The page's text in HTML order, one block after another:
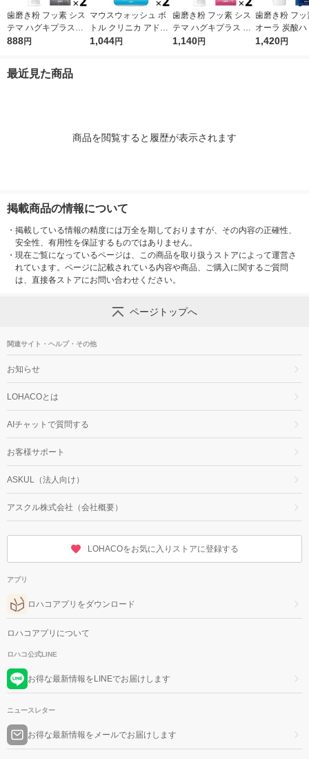
歯磨き粉 フッ素 シス
テマ ハグキプラスW
ホワイトニング ハミ
セット（2本） ライオ
888円
マウスウォッシュ ボ
トル クリニカ アドバ
ンテージ デンタルリ
1,044円
歯磨き粉 フッ素 シス
テマ ハグキプラス ハ
ミガキ 組織修復成分
1,140円
歯磨き粉 フッ
オーラ 炭酸
95g クリスタ
1,420円
最近見た商品
商品を閲覧すると履歴が表示されます
掲載商品の情報について
・ 掲載している情報の精度には万全を期しておりますが、その内容の正確性、
安全性、有用性を保証するものではありません。
・ 現在ご覧になっているページは、この商品を取り扱うストアによって運営さ
れています。ページに記載されている内容や商品、ご購入に関するご質問
は、直接各ストアにお問い合わせください。
ページトップへ
関連サイト・ヘルプ・その他
お知らせ
LOHACOとは
AIチャットで質問する
お客様サポート
ASKUL（法人向け）
アスクル株式会社（会社概要）
LOHACOをお気に入りストアに登録する
アプリ
ロハコアプリをダウンロード
ロハコアプリについて
ロハコ公式LINE
お得な最新情報をLINEでお届けします
ニュースレター
お得な最新情報をメールでお届けします